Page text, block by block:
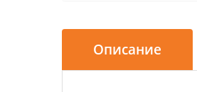
Описание